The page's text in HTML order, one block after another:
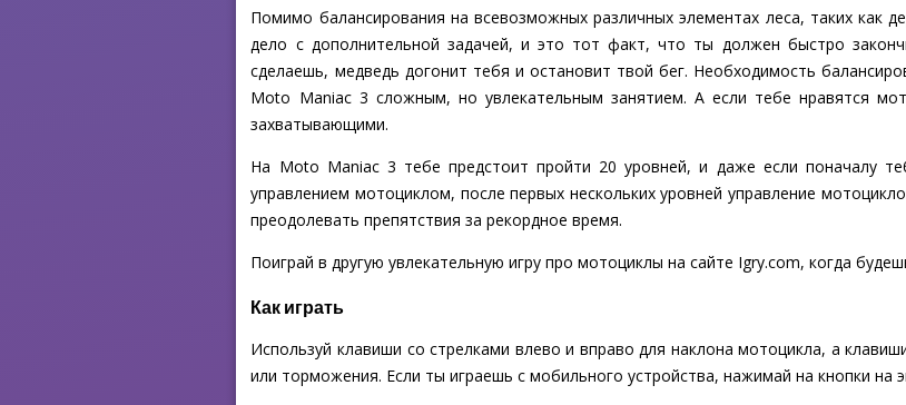
Помимо балансирования на всевозможных различных элементах леса, таких как
дело с дополнительной задачей, и это тот факт, что ты должен быстро
сделаешь, медведь догонит тебя и остановит твой бег. Необходимость
Moto Maniac 3 сложным, но увлекательным занятием. А если тебе нравятся
захватывающими.
На Moto Maniac 3 тебе предстоит пройти 20 уровней, и даже если поначалу
управлением мотоциклом, после первых нескольких уровней управление
преодолевать препятствия за рекордное время.
Поиграй в другую увлекательную игру про мотоциклы на сайте Igry.com, когда
Как играть
Используй клавиши со стрелками влево и вправо для наклона мотоцикла, а
или торможения. Если ты играешь с мобильного устройства, нажимай на кнопки на